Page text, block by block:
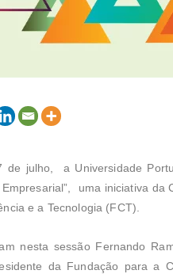
de julho, a Universidade
uma iniciativa da
e a Tecnologia (FCT).
nesta sessão Fernando
da Fundação para a